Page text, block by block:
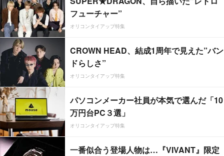
フューチャー”
オリコンタイアップ特集
CROWN HEAD、結成1周年で見えた”バン
ドらしさ”
オリコンタイアップ特集
パソコンメーカー社員が本気で選んだ「10
万円台PC３選」
オリコンタイアップ特集
一番似合う登場人物は…『VIVANT』限定